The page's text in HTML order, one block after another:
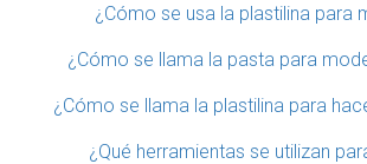
¿Cómo se usa la plastilina para
¿Cómo se llama la pasta para
¿Cómo se llama la plastilina para
¿Qué herramientas se utilizan